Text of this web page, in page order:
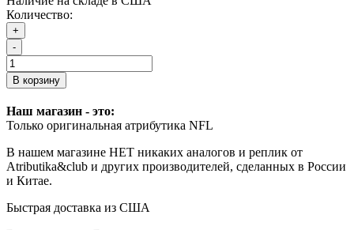
Количество:
+
-
В корзину
Наш магазин - это:
Только оригинальная атрибутика NFL
В нашем магазине НЕТ никаких аналогов и реплик от
Atributika&club и других производителей, сделанных в России
и Китае.
Быстрая доставка из США